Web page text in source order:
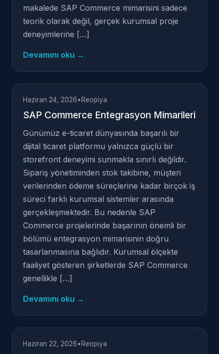
makalede SAP Commerce mimarisini sadece
teorik olarak değil, gerçek kurumsal proje
deneyimlerine […]
Devamını oku →
Haziran 24, 2026• Reopiya
SAP Commerce Entegrasyon Mimarileri
Günümüz e-ticaret dünyasında başarılı bir
dijital ticaret platformu yalnızca güçlü bir
storefront deneyimi sunmakla sınırlı değildir.
Sipariş yönetiminden stok takibine, müşteri
verilerinden ödeme süreçlerine kadar birçok iş
süreci farklı kurumsal sistemler arasında
gerçekleşmektedir. Bu nedenle SAP
Commerce projelerinde başarının önemli bir
bölümü entegrasyon mimarisinin doğru
tasarlanmasına bağlıdır. Kurumsal ölçekte
faaliyet gösteren şirketlerde SAP Commerce
genellikle […]
Devamını oku →
Haziran 22, 2026• Reopiya